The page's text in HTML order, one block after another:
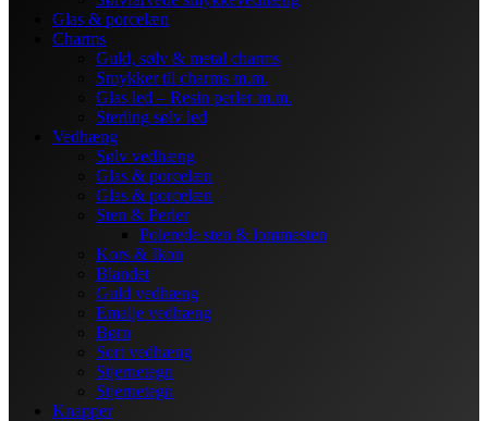
Glas & porcelæn
Charms
Guld, sølv & metal charms
Smykker til charms m.m.
Glas led – Resin perler m.m.
Sterling sølv led
Vedhæng
Sølv vedhæng
Glas & porcelæn
Glas & porcelæn
Sten & Perler
Polerede sten & lommesten
Kors & Ikon
Blandet
Guld vedhæng
Emalje vedhæng
Børn
Sort vedhæng
Stjernetegn
Stjernetegn
Knapper